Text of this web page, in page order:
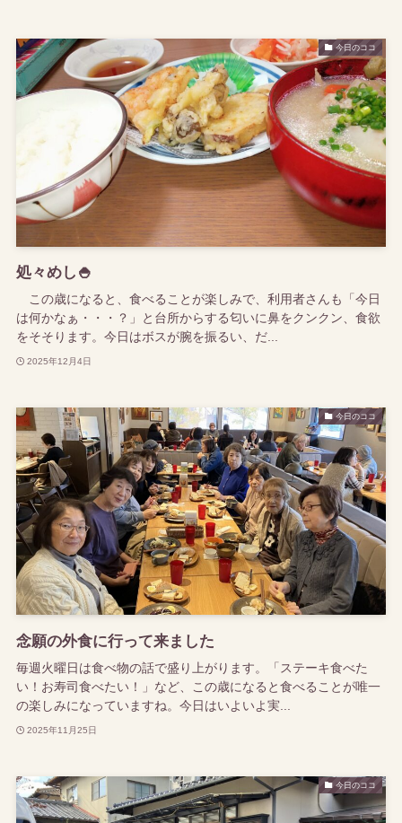
今日のココ
処々めし🍚
この歳になると、食べることが楽しみで、利用者さんも「今日
は何かなぁ・・・？」と台所からする匂いに鼻をクンクン、食欲
をそそります。今日はボスが腕を振るい、だ...
2025年12月4日
今日のココ
念願の外食に行って来ました
毎週火曜日は食べ物の話で盛り上がります。「ステーキ食べた
い！お寿司食べたい！」など、この歳になると食べることが唯一
の楽しみになっていますね。今日はいよいよ実...
2025年11月25日
今日のココ